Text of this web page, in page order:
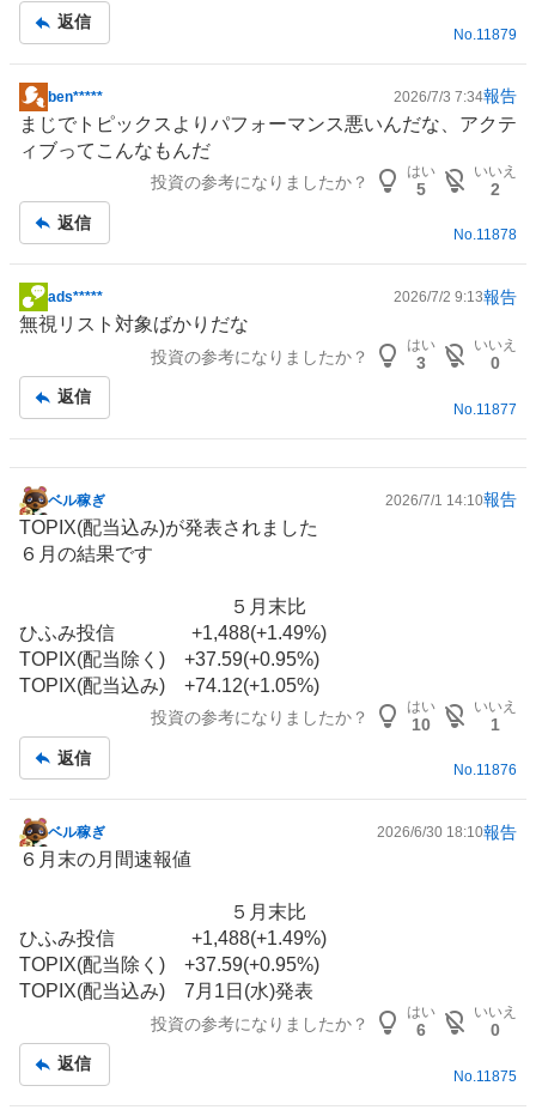
返信
No. 11879
掲
示
板
ben***** 2026/7/3 7:34報告
まじでトピックスよりパフォーマンス悪いんだな、アクテ
ィブってこんなもんだ
投資の参考になりましたか？
はい
5
いいえ
2
返信
No.11878
掲
示
事
ads***** 2026/7/2 9:13報告
無視リスト対象ばかりだな
投資の参考になりましたか？
はい
3
いいえ
0
返信
No. 11877
掲
示
板
ベル稼ぎ 2026/7/1 14:10報告
TOPIX(配当込み)が発表されました
６月の結果です
５月末比
ひふみ投信 +1,488(+1.49%)
TOPIX(配当除く) +37.59(+0.95%)
TOPIX(配当込み) +74.12(+1.05%)
投資の参考になりましたか？
はい
10
いいえ
1
返信
No.11876
掲
示
事
ベル稼ぎ 2026/6/30 18:10報告
６月末の月間速報値
５月末比
ひふみ投信 +1,488(+1.49%)
TOPIX(配当除く) +37.59(+0.95%)
TOPIX(配当込み) 7月1日(水)発表
投資の参考になりましたか？
はい
6
いいえ
0
返信
No. 11875